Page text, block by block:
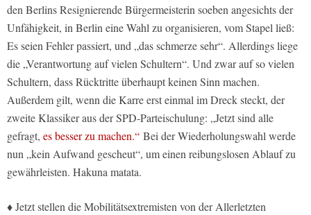
den Berlins Resignierende Bürgermeisterin soeben angesichts der
Unfähigkeit, in Berlin eine Wahl zu organisieren, vom Stapel ließ:
Es seien Fehler passiert, und „das schmerze sehr“. Allerdings liege
die „Verantwortung auf vielen Schultern“. Und zwar auf so vielen
Schultern, dass Rücktritte überhaupt keinen Sinn machen.
Außerdem gilt, wenn die Karre erst einmal im Dreck steckt, der
zweite Klassiker aus der SPD-Parteischulung: „Jetzt sind alle
gefragt, es besser zu machen.“ Bei der Wiederholungswahl werde
nun „kein Aufwand gescheut“, um einen reibungslosen Ablauf zu
gewährleisten. Hakuna matata.
♦ Jetzt stellen die Mobilitätsextremisten von der Allerletzten